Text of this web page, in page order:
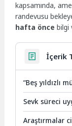
kapsamında,
randevusu
hafta önce bilgi
İçerik
“Beş yıldızlı
Sevk süreci
Araştırmalar